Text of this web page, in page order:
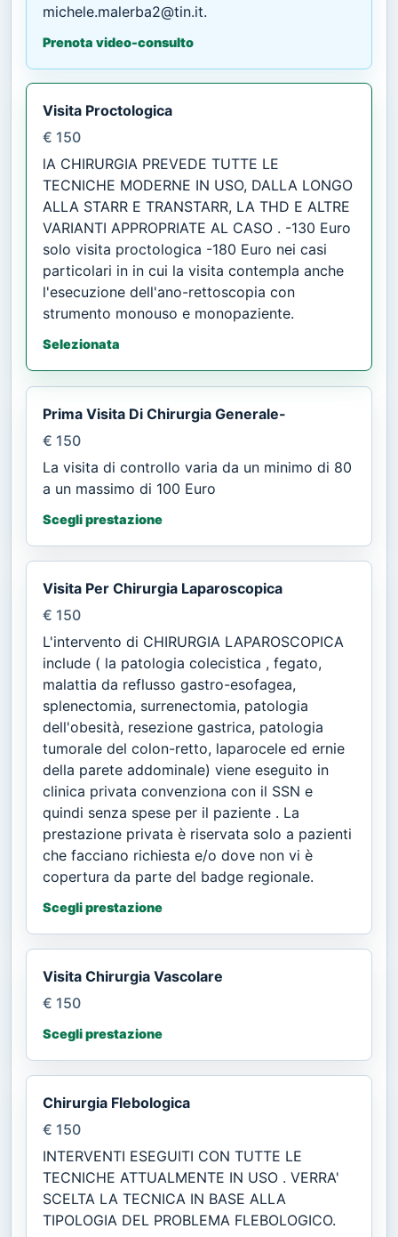
michele.malerba2@tin.it.
Prenota video-consulto
Visita Proctologica
€ 150
lA CHIRURGIA PREVEDE TUTTE LE
TECNICHE MODERNE IN USO, DALLA LONGO
ALLA STARR E TRANSTARR, LA THD E ALTRE
VARIANTI APPROPRIATE AL CASO . -130 Euro
solo visita proctologica -180 Euro nei casi
particolari in in cui la visita contempla anche
l'esecuzione dell'ano-rettoscopia con
strumento monouso e monopaziente.
Selezionata
Prima Visita Di Chirurgia Generale-
€ 150
La visita di controllo varia da un minimo di 80
a un massimo di 100 Euro
Scegli prestazione
Visita Per Chirurgia Laparoscopica
€ 150
L'intervento di CHIRURGIA LAPAROSCOPICA
include ( la patologia colecistica , fegato,
malattia da reflusso gastro-esofagea,
splenectomia, surrenectomia, patologia
dell'obesità, resezione gastrica, patologia
tumorale del colon-retto, laparocele ed ernie
della parete addominale) viene eseguito in
clinica privata convenziona con il SSN e
quindi senza spese per il paziente . La
prestazione privata è riservata solo a pazienti
che facciano richiesta e/o dove non vi è
copertura da parte del badge regionale.
Scegli prestazione
Visita Chirurgia Vascolare
€ 150
Scegli prestazione
Chirurgia Flebologica
€ 150
INTERVENTI ESEGUITI CON TUTTE LE
TECNICHE ATTUALMENTE IN USO . VERRA'
SCELTA LA TECNICA IN BASE ALLA
TIPOLOGIA DEL PROBLEMA FLEBOLOGICO.